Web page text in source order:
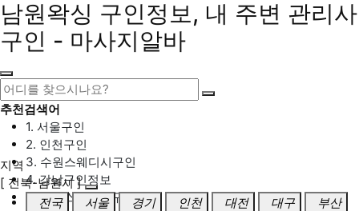
남원왁싱 구인정보, 내 주변 관리사
구인 - 마사지알바
추천검색어
1. 서울구인
2. 인천구인
3. 수원스웨디시구인
4. 강남구인정보
5. 동탄스웨디시구인
지역
[ 전북-남원시 ]
전국
서울 경기 인천 대전 대구
부산